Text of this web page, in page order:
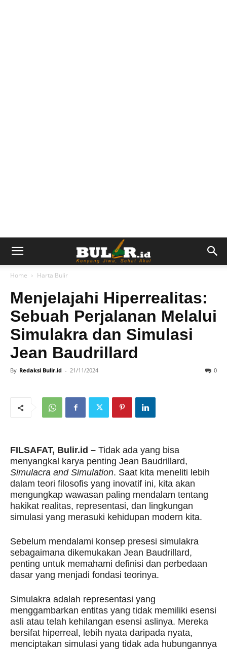
Home Harta Bulir
Menjelajahi Hiperrealitas:
Sebuah Perjalanan Melalui
Simulakra dan Simulasi
Jean Baudrillard
By Redaksi Bulir.id - 21/11/2024 0
FILSAFAT, Bulir.id – Tidak ada yang bisa
menyangkal karya penting Jean Baudrillard,
Simulacra and Simulation. Saat kita meneliti lebih
dalam teori filosofis yang inovatif ini, kita akan
mengungkap wawasan paling mendalam tentang
hakikat realitas, representasi, dan lingkungan
simulasi yang merasuki kehidupan modern kita.
Sebelum mendalami konsep presesi simulakra
sebagaimana dikemukakan Jean Baudrillard,
penting untuk memahami definisi dan perbedaan
dasar yang menjadi fondasi teorinya.
Simulakra adalah representasi yang
menggambarkan entitas yang tidak memiliki esensi
asli atau telah kehilangan esensi aslinya. Mereka
bersifat hiperreal, lebih nyata daripada nyata,
menciptakan simulasi yang tidak ada hubungannya